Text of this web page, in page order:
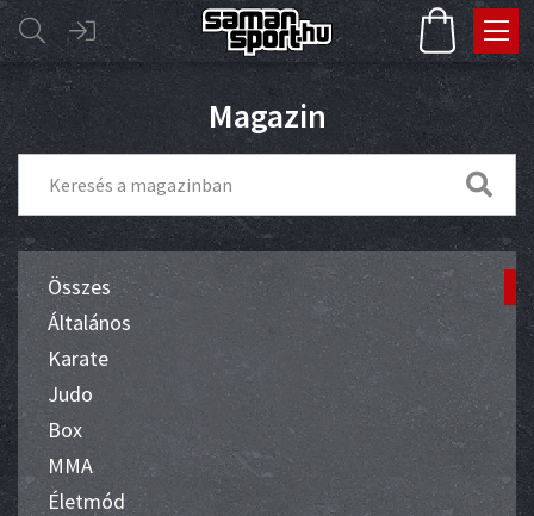
Magazin
Összes
Általános
Karate
Judo
Box
MMA
Életmód